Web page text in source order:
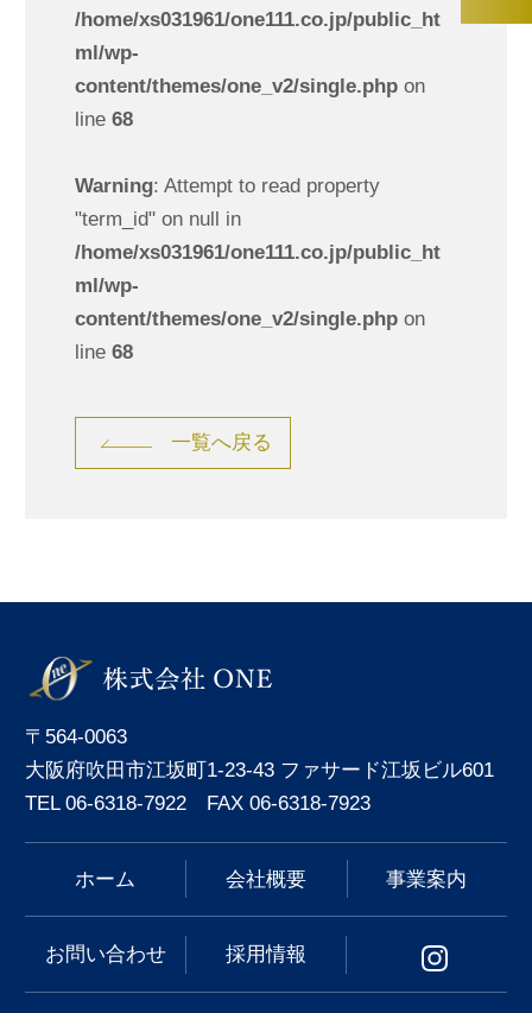
/home/xs031961/one111.co.jp/public_ht
ml/wp-
content/themes/one_v2/single.phpon
line 68
Warning: Attempt to read property
"term_id" on null in
/home/xs031961/one111.co.jp/public_ht
ml/wp-
content/themes/one_v2/single.phpon
line 68
一覧へ戻る
〒564-0063
大阪府吹田市江坂町1-23-43 ファサード江坂ビル601
TEL 06-6318-7922 FAX 06-6318-7923
ホーム 会社概要 事業案内
お問い合わせ 採用情報